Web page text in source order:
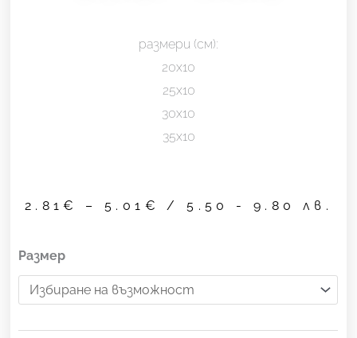
размери (см):
20х10
25х10
30х10
35х10
2.81€ – 5.01 €
Price
through
5.01€
/ 5.50 - 9.80 лв.
Размер
количество
за
Лозов